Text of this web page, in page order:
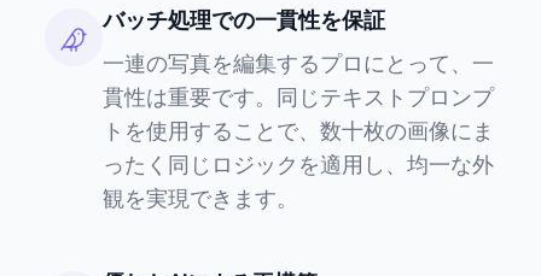
バッチ処理での一貫性を保証
一連の写真を編集するプロにとって、一
貫性は重要です。同じテキストプロンプ
トを使用することで、数十枚の画像にま
ったく同じロジックを適用し、均一な外
観を実現できます。